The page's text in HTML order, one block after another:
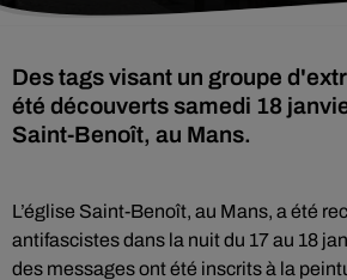
Des tags visant un groupe
été découverts samedi 18
Saint-Benoît, au Mans.
L’église Saint-Benoît, au Mans, a été
antifascistes dans la nuit du 17 au 18
des messages ont été inscrits à la